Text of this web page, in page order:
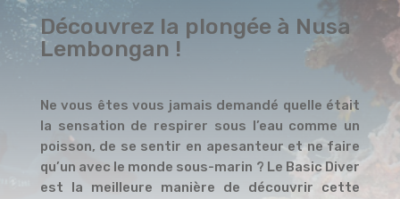
Découvrez la plongée à Nusa
Lembongan !
Ne vous êtes vous jamais demandé quelle était
la sensation de respirer sous l’eau comme un
poisson, de se sentir en apesanteur et ne faire
qu’un avec le monde sous-marin ? Le Basic Diver
est la meilleure manière de découvrir cette